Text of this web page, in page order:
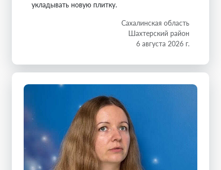
укладывать новую плитку.
Сахалинская область
Шахтерский район
6 августа 2026 г.